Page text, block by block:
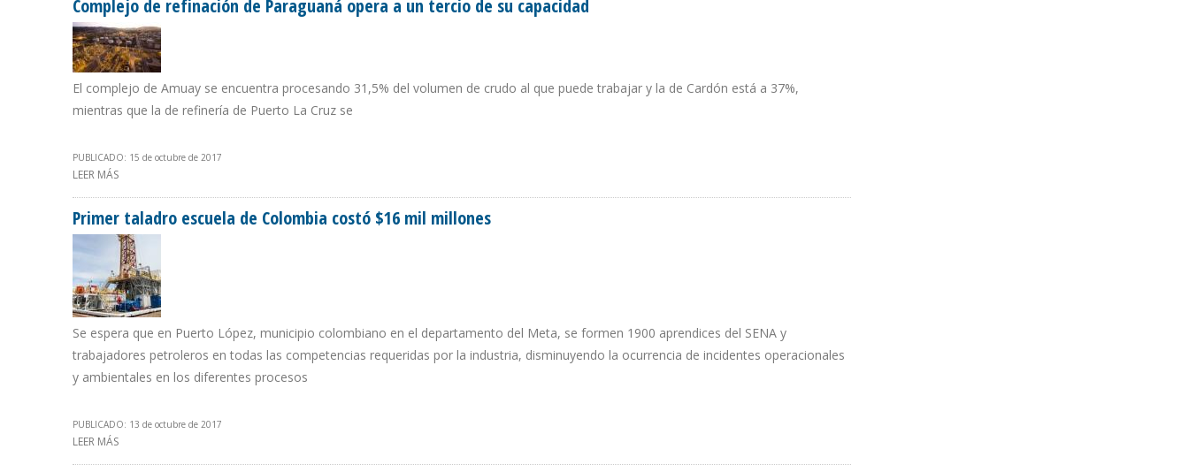
Complejo de refinación de Paraguaná opera a un tercio de su capacidad
El complejo de Amuay se encuentra procesando 31,5% del volumen de crudo al que puede trabajar y la de Cardón está a 37%,
mientras que la de refinería de Puerto La Cruz se
PUBLICADO: 15 de octubre de 2017
LEER MÁS
Primer taladro escuela de Colombia costó $16 mil millones
Se espera que en Puerto López, municipio colombiano en el departamento del Meta, se formen 1900 aprendices del SENA y
trabajadores petroleros en todas las competencias requeridas por la industria, disminuyendo la ocurrencia de incidentes operacionales
y ambientales en los diferentes procesos
PUBLICADO: 13 de octubre de 2017
LEER MÁS